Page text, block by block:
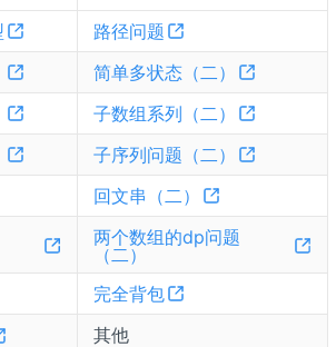
路径问题
简单多状态（二）
子数组系列（二）
子序列问题（二）
回文串（二）
两个数组的dp问题
（二）
完全背包
其他